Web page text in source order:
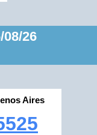
26
Aires